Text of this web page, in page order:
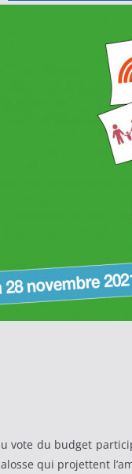
vote du budget
qui projettent